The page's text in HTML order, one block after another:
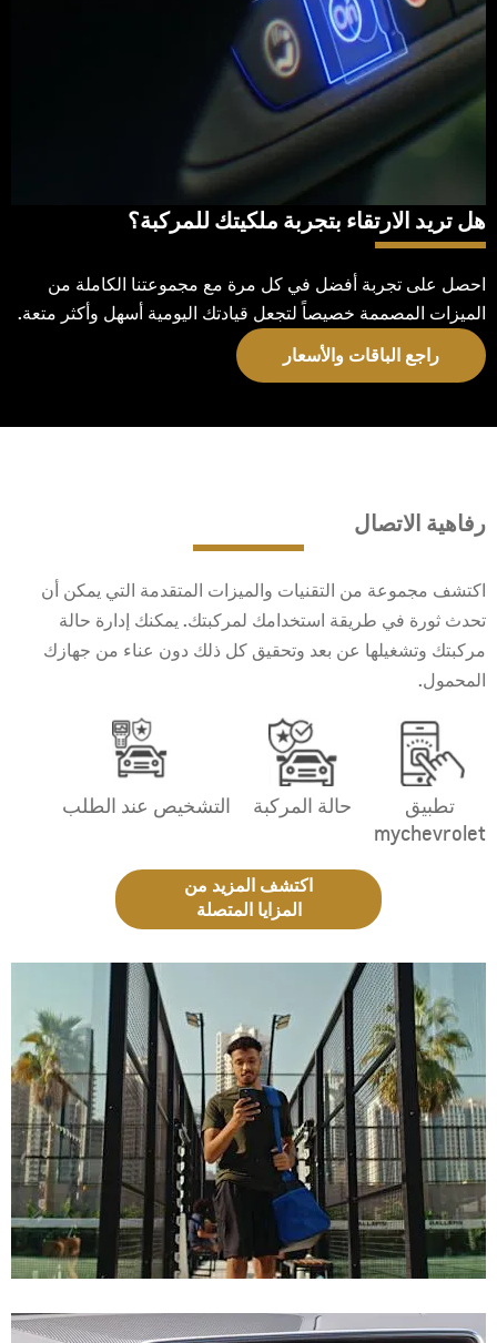
هل تريد الارتقاء بتجربة ملكيتك للمركبة؟
احصل على تجربة أفضل في كل مرة مع مجموعتنا الكاملة من
الميزات المصممة خصيصاً لتجعل قيادتك اليومية أسهل وأكثر متعة.
راجع الباقات والأسعار
رفاهية الاتصال
اكتشف مجموعة من التقنيات والميزات المتقدمة التي يمكن أن
تحدث ثورة في طريقة استخدامك لمركبتك. يمكنك إدارة حالة
مركبتك وتشغيلها عن بعد وتحقيق كل ذلك دون عناء من جهازك
المحمول.‬‬‬‬‬‬‬‬
تطبيق
mychevrolet
حالة المركبة التشخيص عند الطلب
اكتشف المزيد من
المزايا المتصلة